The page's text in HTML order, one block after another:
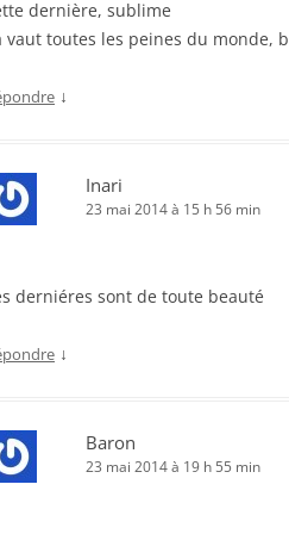
dernière, sublime
vaut toutes les peines du monde,
↓
Inari
23 mai 2014 à 15 h 56 min
derniéres sont de toute beauté
↓
Baron
23 mai 2014 à 19 h 55 min